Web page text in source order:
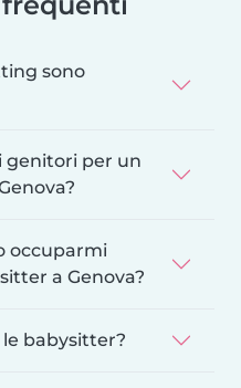
sono
genitori per un
occuparmi
a Genova?
babysitter?